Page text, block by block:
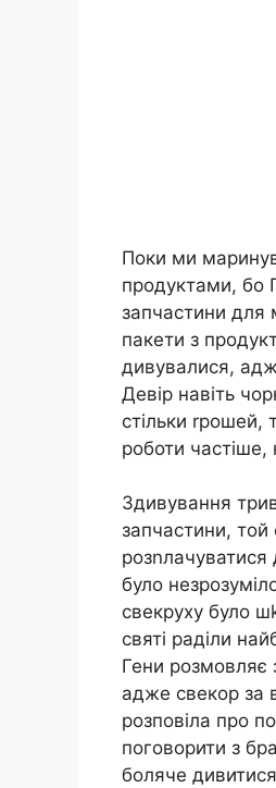
Поки ми
продуктами, бо
запчастини для
пакети з
дивувалися,
Девір навіть
стільки rрошей,
роботи
Здивування
запчастини,
розnлачуватися
було
свекруху було
святі раділи
Гени розмовляє
адже свекор за
розповіла про
поговорити з
боляче